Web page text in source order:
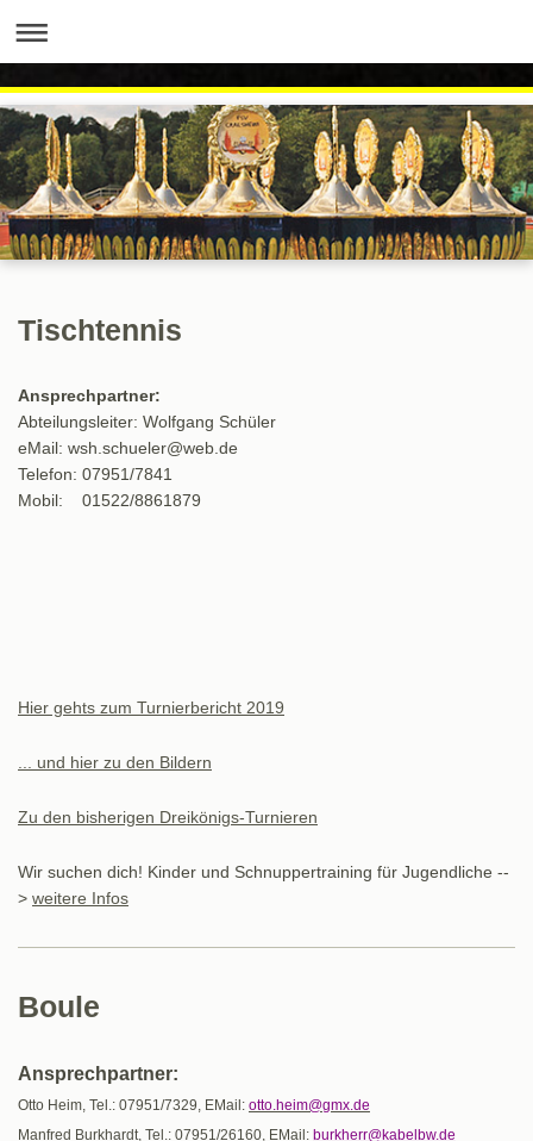
Tischtennis
Ansprechpartner:
Abteilungsleiter: Wolfgang Schüler
eMail: wsh.schueler@web.de
Telefon: 07951/7841
Mobil: 01522/8861879
Hier gehts zum Turnierbericht 2019
... und hier zu den Bildern
Zu den bisherigen Dreikönigs-Turnieren
Wir suchen dich! Kinder und Schnuppertraining für Jugendliche --
> weitere Infos
Boule
Ansprechpartner:
Otto Heim, Tel.: 07951/7329, EMail: otto.heim@gmx.de
Manfred Burkhardt, Tel.: 07951/26160, EMail: burkherr@kabelbw.de